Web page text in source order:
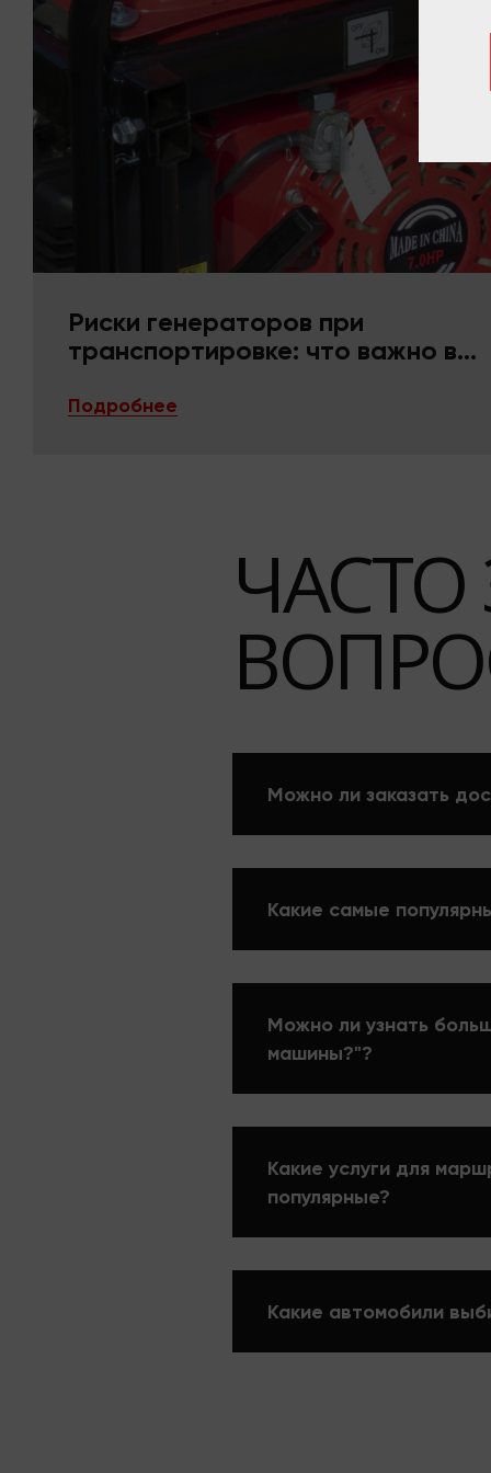
Риски генераторов при
транспортировке: что важно в
Подробнее
Можно ли заказать
Какие самые
Можно ли узнать
машины?"?
Какие услуги для
популярные?
Какие автомобили